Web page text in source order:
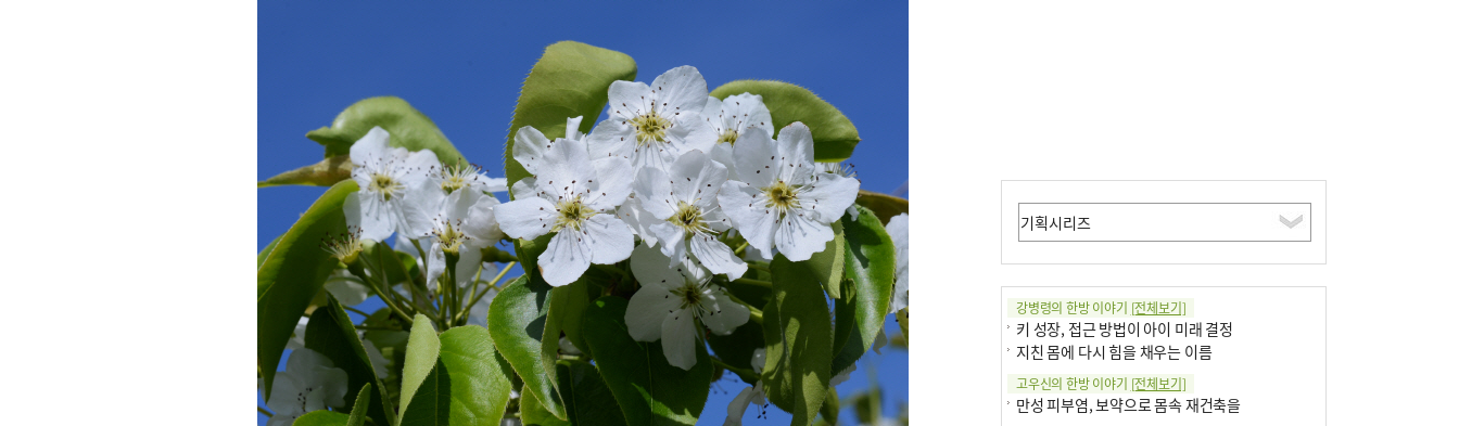
강병령의 한방 이야기 [전체보기]
키 성장, 접근 방법이 아이 미래 결정
지친 몸에 다시 힘을 채우는 이름
고우신의 한방 이야기 [전체보기]
만성 피부염, 보약으로 몸속 재건축을